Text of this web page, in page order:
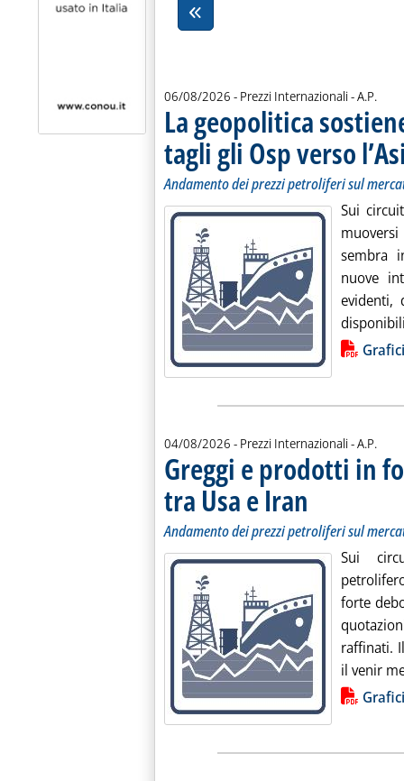
06/08/2026 - Prezzi Internazionali -di:
A.P.
La geopolitica
tagli gli Osp verso
Andamento dei prezzi petroliferi sul
Sui
sembra
nuove
evidenti,
Lista allegati PDF alla
04/08/2026 - Prezzi Internazionali -di:
A.P.
Greggi e prodotti in
tra Usa e Iran . Sottotitolo:
Andamento dei prezzi petroliferi sul
Sui
forte
raffinati.
il venir
Lista allegati PDF alla